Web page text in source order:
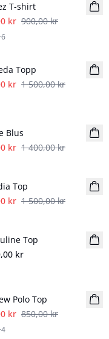
T-shirt
kr 900,00 kr
6
Topp
kr 1 500,00 kr
Blus
kr 1 400,00 kr
Top
kr 1 500,00 kr
Top
kr
Polo Top
kr 850,00 kr
4